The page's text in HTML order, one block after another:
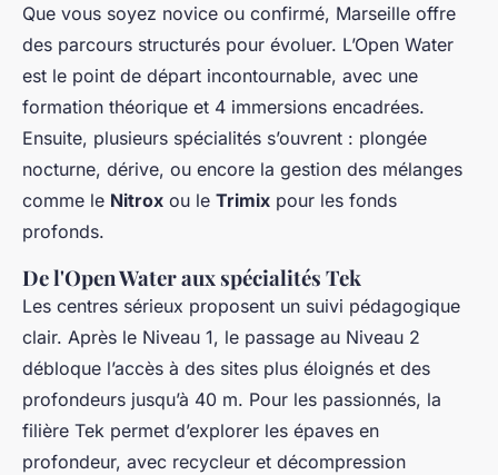
Que vous soyez novice ou confirmé, Marseille offre
des parcours structurés pour évoluer. L’Open Water
est le point de départ incontournable, avec une
formation théorique et 4 immersions encadrées.
Ensuite, plusieurs spécialités s’ouvrent : plongée
nocturne, dérive, ou encore la gestion des mélanges
comme le Nitrox ou le Trimix pour les fonds
profonds.
De l'Open Water aux spécialités Tek
Les centres sérieux proposent un suivi pédagogique
clair. Après le Niveau 1, le passage au Niveau 2
débloque l’accès à des sites plus éloignés et des
profondeurs jusqu’à 40 m. Pour les passionnés, la
filière Tek permet d’explorer les épaves en
profondeur, avec recycleur et décompression